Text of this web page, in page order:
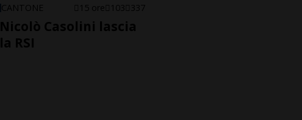
CANTONE 15 ore 103 337
Nicolò Casolini lascia
la RSI